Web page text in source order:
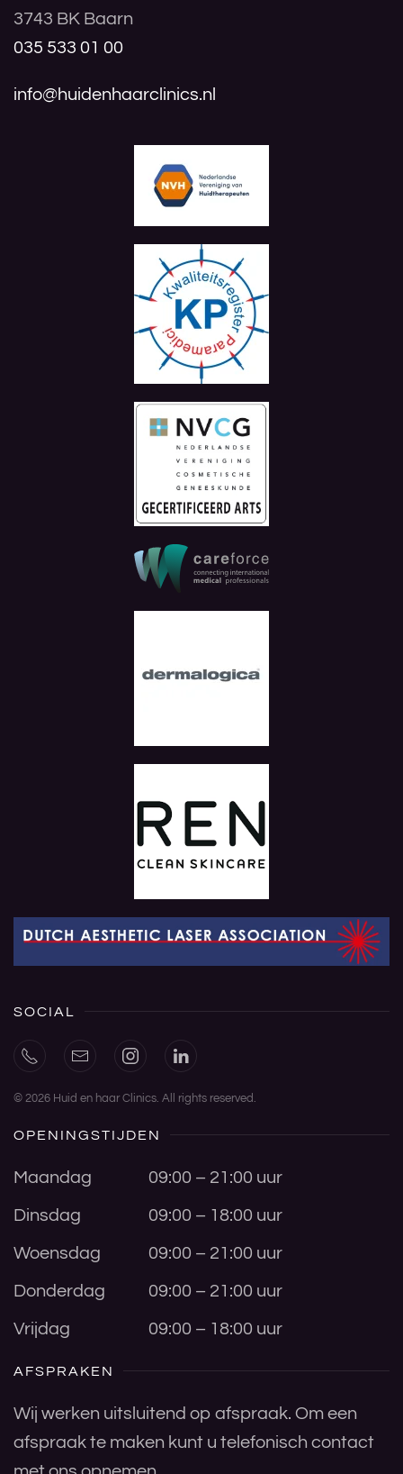
3743 BK Baarn
035 533 01 00
info@huidenhaarclinics.nl
SOCIAL
© 2026 Huid en haar Clinics. All rights reserved.
OPENINGSTIJDEN
Maandag 09:00 – 21:00 uur
Dinsdag 09:00 – 18:00 uur
Woensdag 09:00 – 21:00 uur
Donderdag 09:00 – 21:00 uur
Vrijdag 09:00 – 18:00 uur
AFSPRAKEN
Wij werken uitsluitend op afspraak. Om een
afspraak te maken kunt u telefonisch contact